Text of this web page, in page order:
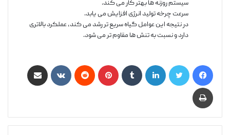
سیستم روزنه ها بهتر کار می کند.
سرعت چرخه تولید انرژی افزایش می یابد.
در نتیجه این عوامل گیاه سریع تر رشد می کند، عملکرد بالاتری
دارد و نسبت به تنش ها مقاوم تر می شود.
فیس بوک توییتر لینکدین ‫تامبلر ‫پین‌ترست ‫رددیت ‫VKontakte
چاپ